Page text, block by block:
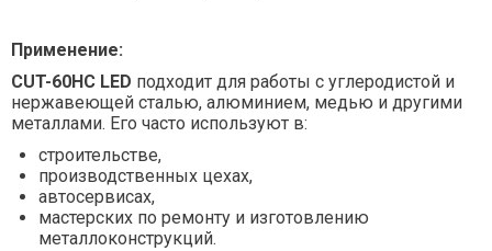
Применение:
CUT-60HC LED подходит для работы с углеродистой и
нержавеющей сталью, алюминием, медью и другими
металлами. Его часто используют в:
строительстве,
производственных цехах,
автосервисах,
мастерских по ремонту и изготовлению
металлоконструкций.